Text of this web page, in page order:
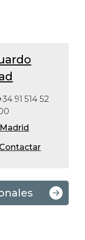
Contactar
91 514 52
Madrid